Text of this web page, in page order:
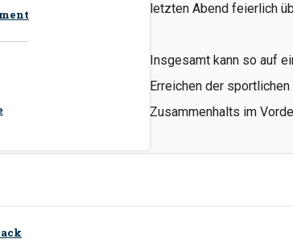
letzten Abend feierlich
Insgesamt kann so auf
Erreichen der
Zusammenhalts im